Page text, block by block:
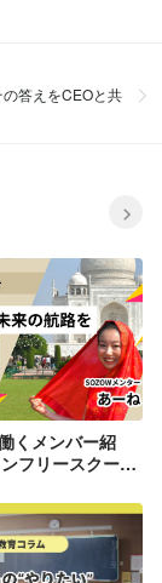
答えをCEOと共
くメンバー紹
フリースクール